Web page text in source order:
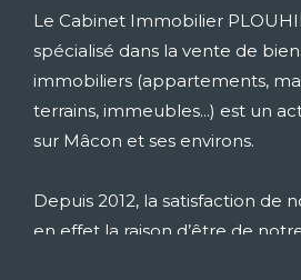
Le Cabinet Immobilier
spécialisé dans la vente de
immobiliers (appartements,
terrains, immeubles...) est un
sur Mâcon et ses environs.
Depuis 2012, la satisfaction de
en effet la raison d’être de